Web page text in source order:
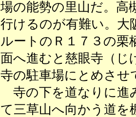
場の能勢の里山だ。高
行けるのが有難い。大
ルートのＲ１７３の栗
面へ進むと慈眼寺（じ
寺の駐車場にとめさせ
寺の下を道なりに進
て三草山へ向かう道を